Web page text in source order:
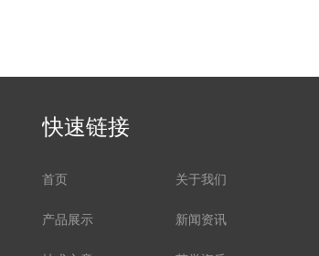
快速链接
首页 关于我们
产品展示 新闻资讯